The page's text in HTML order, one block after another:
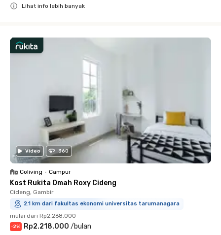
Lihat info lebih banyak
Video 360
Coliving • Campur
Kost Rukita Omah Roxy Cideng
Cideng, Gambir
2.1 km dari fakultas ekonomi universitas tarumanagara
mulai dari Rp2.268.000
-2% Rp2.218.000 /bulan